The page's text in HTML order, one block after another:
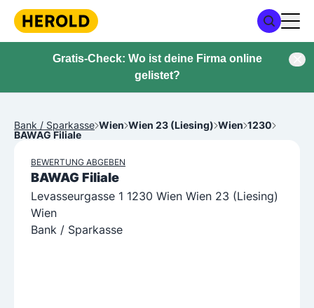
Gratis-Check: Wo ist deine Firma online
gelistet?
Bank / Sparkasse Wien Wien 23 (Liesing) Wien 1230
BAWAG Filiale
BEWERTUNG ABGEBEN
BAWAG Filiale
Levasseurgasse 1 1230 Wien Wien 23 (Liesing)
Wien
Bank / Sparkasse